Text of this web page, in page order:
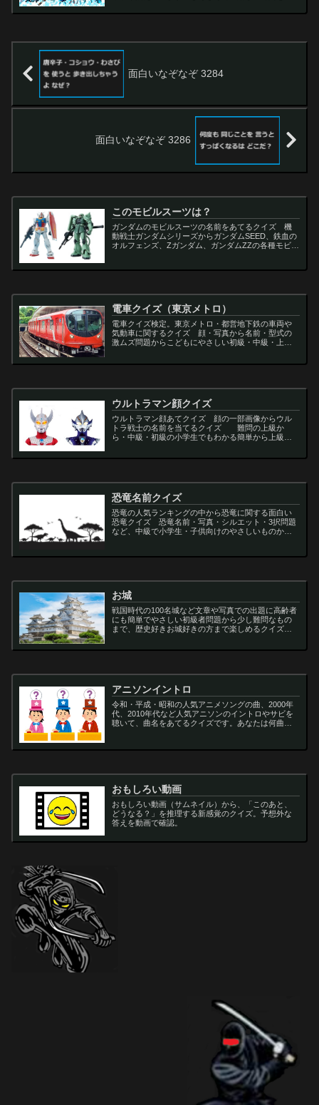
面白いなぞなぞ 3284
面白いなぞなぞ 3286
このモビルスーツは？
ガンダムのモビルスーツの名前をあてるクイズ 機
動戦士ガンダムシリーズからガンダムSEED、鉄血の
オルフェンズ、Zガンダム、ガンダムZZの各種モビル
電車クイズ（東京メトロ）
電車クイズ検定。東京メトロ・都営地下鉄の車両や
気動車に関するクイズ 顔・写真から名前・型式の
激ムズ問題からこどもにやさしい初級・中級・上級
ウルトラマン顔クイズ
ウルトラマン顔あてクイズ 顔の一部画像からウル
トラ戦士の名前を当てるクイズ 難問の上級か
ら・中級・初級の小学生でもわかる簡単から上級者
恐竜名前クイズ
恐竜の人気ランキングの中から恐竜に関する面白い
恐竜クイズ 恐竜名前・写真・シルエット・3択問題
など、中級で小学生・子供向けのやさしいものから
サ...
お城
戦国時代の100名城など文章や写真での出題に高齢者
にも簡単でやさしい初級者問題から少し難問なもの
まで、歴史好きお城好きの方まで楽しめるクイズで
アニソンイントロ
令和・平成・昭和の人気アニメソングの曲、2000年
代、2010年代など人気アニソンのイントロやサビを
聴いて、曲名をあてるクイズです。あなたは何曲わ
おもしろい動画
おもしろい動画（サムネイル）から、「このあと、
どうなる？」を推理する新感覚のクイズ。予想外な
答えを動画で確認。